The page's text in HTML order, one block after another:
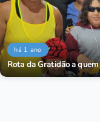
há 1 ano
Rota da Gratidão a